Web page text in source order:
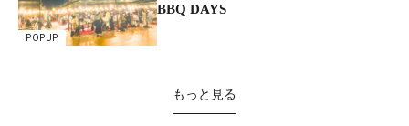
POPUP
BBQ DAYS
もっと見る